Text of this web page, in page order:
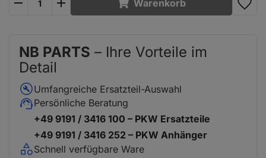
Warenkorb
NB PARTS – Ihre Vorteile im
Detail
Umfangreiche Ersatzteil-Auswahl
Persönliche Beratung
+49 9191 / 3416 100 – PKW Ersatzteile
+49 9191 / 3416 252 – PKW Anhänger
Schnell verfügbare Ware